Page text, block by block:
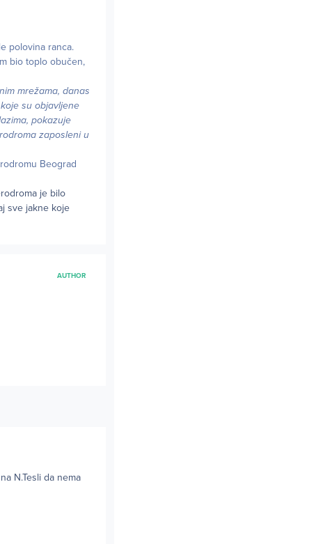
polovina ranca.
bio toplo obučen,
mrežama, danas
su objavljene
pokazuje
zaposleni u
Beograd
je bilo
sve jakne koje
AUTHOR
N.Tesli da nema